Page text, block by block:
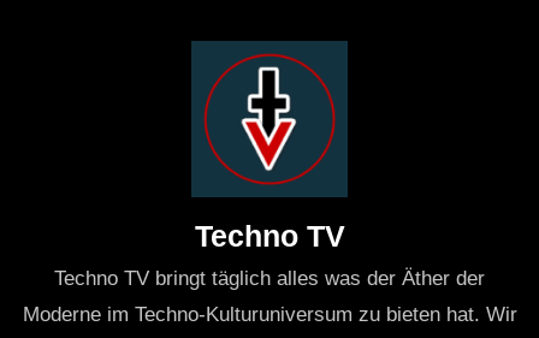
Techno TV
Techno TV bringt täglich alles was der Äther der
Moderne im Techno-Kulturuniversum zu bieten hat. Wir